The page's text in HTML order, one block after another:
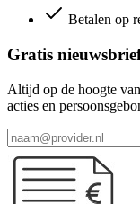
Betalen op
Gratis
Altijd op de hoogte
acties en